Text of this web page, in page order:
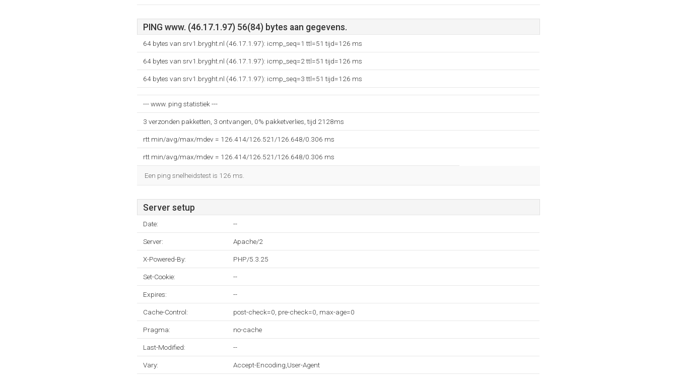
PING www. (46.17.1.97) 56(84) bytes aan gegevens.
64 bytes van srv1.bryght.nl (46.17.1.97): icmp_seq=1 ttl=51 tijd=126 ms
64 bytes van srv1.bryght.nl (46.17.1.97): icmp_seq=2 ttl=51 tijd=126 ms
64 bytes van srv1.bryght.nl (46.17.1.97): icmp_seq=3 ttl=51 tijd=126 ms
--- www. ping statistiek ---
3 verzonden pakketten, 3 ontvangen, 0% pakketverlies, tijd 2128ms
rtt min/avg/max/mdev = 126.414/126.521/126.648/0.306 ms
rtt min/avg/max/mdev = 126.414/126.521/126.648/0.306 ms
Een ping snelheidstest is 126 ms.
Server setup
Date: --
Server: Apache/2
X-Powered-By: PHP/5.3.25
Set-Cookie: --
Expires: --
Cache-Control: post-check=0, pre-check=0, max-age=0
Pragma: no-cache
Last-Modified: --
Vary: Accept-Encoding,User-Agent